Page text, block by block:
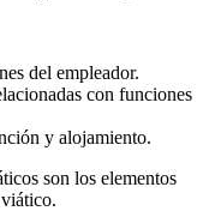
del empleador.
con funciones
y alojamiento.
son los elementos